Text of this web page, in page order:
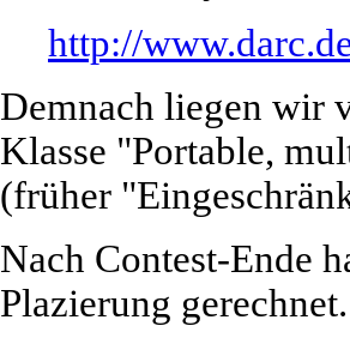
http://
Demnach liegen wir
Klasse "Portable,
(früher
Nach Contest-Ende
Plazierung gerechnet.